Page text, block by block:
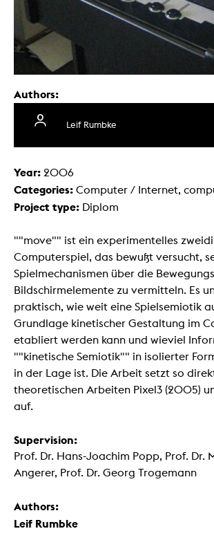
Authors:
Leif Rumbke
Year: 2006
Categories: Computer / Internet,
Project type: Diplom
""move"" ist ein experimentelles
Computerspiel, das bewußt versucht,
Spielmechanismen über die
Bildschirmelemente zu vermitteln. Es
praktisch, wie weit eine Spielsemiotik
Grundlage kinetischer Gestaltung im
etabliert werden kann und wieviel
""kinetische Semiotik"" in isolierter
in der Lage ist. Die Arbeit setzt so
theoretischen Arbeiten Pixel3 (2005)
auf.
Supervision:
Prof. Dr. Hans-Joachim Popp, Prof. Dr.
Angerer, Prof. Dr. Georg Trogemann
Authors:
Leif Rumbke